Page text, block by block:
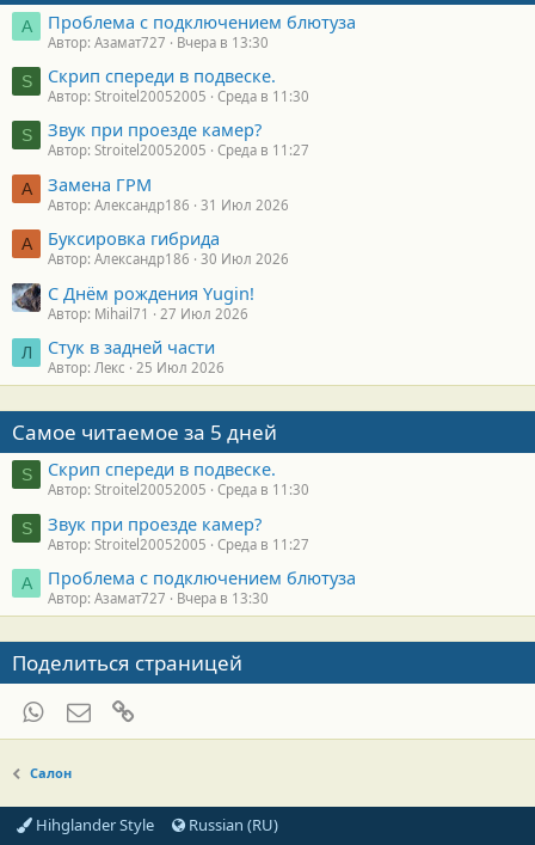
А Проблема с подключением блютуза
Автор: Азамат727 Вчера в 13:30
S Скрип спереди в подвеске.
Автор: Stroitel20052005 Среда в 11:30
S Звук при проезде камер?
Автор: Stroitel20052005 Среда в 11:27
А Замена ГРМ
Автор: Александр186 31 Июл 2026
А Буксировка гибрида
Автор: Александр186 30 Июл 2026
С Днём рождения Yugin!
Автор: Mihail71 27 Июл 2026
Л Стук в задней части
Автор: Лекс 25 Июл 2026
Самое читаемое за 5 дней
S Скрип спереди в подвеске.
Автор: Stroitel20052005 Среда в 11:30
S Звук при проезде камер?
Автор: Stroitel20052005 Среда в 11:27
А Проблема с подключением блютуза
Автор: Азамат727 Вчера в 13:30
Поделиться страницей
WhatsAppЭлектронная почта
Салон
Hihglander Style Russian (RU)